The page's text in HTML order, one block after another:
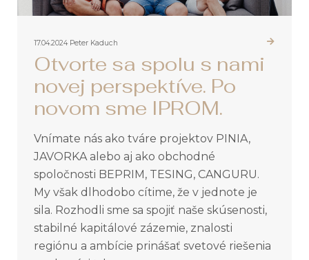
17.04.2024 Peter Kaduch
Otvorte sa spolu s nami
novej perspektíve. Po
novom sme IPROM.
Vnímate nás ako tváre projektov PINIA,
JAVORKA alebo aj ako obchodné
spoločnosti BEPRIM, TESING, CANGURU.
My však dlhodobo cítime, že v jednote je
sila. Rozhodli sme sa spojiť naše skúsenosti,
stabilné kapitálové zázemie, znalosti
regiónu a ambície prinášať svetové riešenia